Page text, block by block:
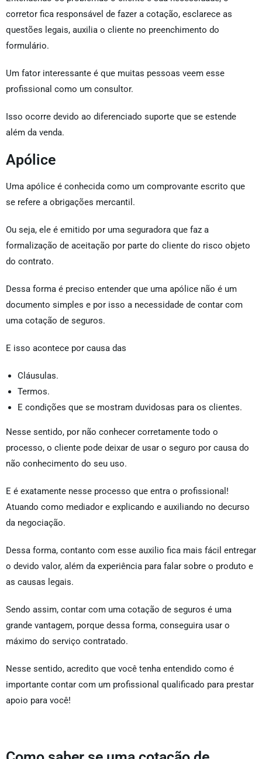
corretor fica responsável de fazer a cotação, esclarece as
questões legais, auxilia o cliente no preenchimento do
formulário.
Um fator interessante é que muitas pessoas veem esse
profissional como um consultor.
Isso ocorre devido ao diferenciado suporte que se estende
além da venda.
Apólice
Uma apólice é conhecida como um comprovante escrito que
se refere a obrigações mercantil.
Ou seja, ele é emitido por uma seguradora que faz a
formalização de aceitação por parte do cliente do risco objeto
do contrato.
Dessa forma é preciso entender que uma apólice não é um
documento simples e por isso a necessidade de contar com
uma cotação de seguros.
E isso acontece por causa das
Cláusulas.
Termos.
E condições que se mostram duvidosas para os clientes.
Nesse sentido, por não conhecer corretamente todo o
processo, o cliente pode deixar de usar o seguro por causa do
não conhecimento do seu uso.
E é exatamente nesse processo que entra o profissional!
Atuando como mediador e explicando e auxiliando no decurso
da negociação.
Dessa forma, contanto com esse auxilio fica mais fácil entregar
o devido valor, além da experiência para falar sobre o produto e
as causas legais.
Sendo assim, contar com uma cotação de seguros é uma
grande vantagem, porque dessa forma, conseguira usar o
máximo do serviço contratado.
Nesse sentido, acredito que você tenha entendido como é
importante contar com um profissional qualificado para prestar
apoio para você!